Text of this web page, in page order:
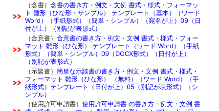
（念書） 念書の書き方・例文・文例 書式・様式・フォーマッ
ト 雛形（ひな形・サンプル） テンプレート（基本）（ワード
Word）（手紙形式）（簡単・シンプル）（宛名が上）09（日
付が上）（別記が表形式）
（合意書） 合意書の書き方・例文・文例 書式・様式・フォー
マット 雛形（ひな形） テンプレート（ワード Word）（手紙
形式）（簡単・シンプル）09（DOCX形式）（日付が上）
（別記が表形式）
（示談書） 簡単な示談書の書き方・例文・文例 書式・様式・
フォーマット 雛形（ひな形） （無料）（ワード Word）（手
紙形式）テンプレート（日付が上）05（別記が表形式）（シ
ンプル）
（使用許可申請書） 使用許可申請書 の書き方・例文・文例 書